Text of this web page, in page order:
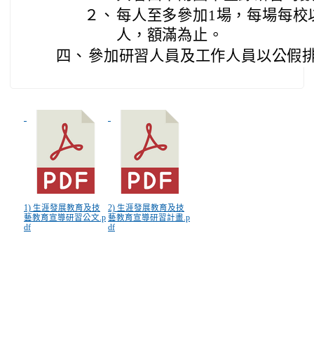
２、 每人至多參加1場，每場每
人，額滿為止。
四、 參加研習人員及工作人員以公假
1) 生涯發展教育及技
藝教育宣導研習公文.p
df
2) 生涯發展教育及技
藝教育宣導研習計畫.p
df